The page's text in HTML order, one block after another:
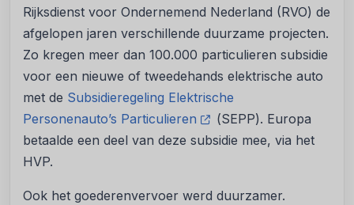
Rijksdienst voor Ondernemend Nederland (RVO) de
afgelopen jaren verschillende duurzame projecten.
Zo kregen meer dan 100.000 particulieren subsidie
voor een nieuwe of tweedehands elektrische auto
met de Subsidieregeling Elektrische
Personenauto’s Particulieren
(SEPP). Europa
betaalde een deel van deze subsidie mee, via het
HVP.
Ook het goederenvervoer werd duurzamer.